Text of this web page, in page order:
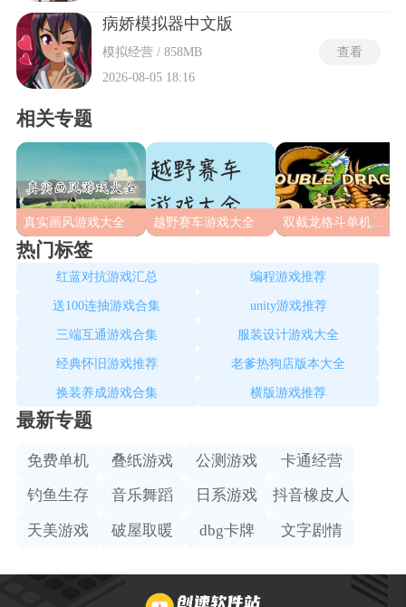
病娇模拟器中文版
模拟经营 / 858MB
2026-08-05 18:16
查看
相关专题
真实画风游戏大全 越野赛车游戏大全
热门标签
红蓝对抗游戏汇总
编程游戏推荐
送100连抽游戏合集
unity游戏推荐
三端互通游戏合集
服装设计游戏大全
经典怀旧游戏推荐
老爹热狗店版本大全
换装养成游戏合集
横版游戏推荐
最新专题
免费单机 叠纸游戏 公测游戏 卡通经营
钓鱼生存 音乐舞蹈 日系游戏 抖音橡皮人
天美游戏 破屋取暖 dbg卡牌 文字剧情